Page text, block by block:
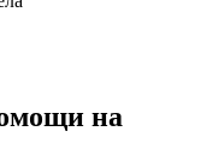
на